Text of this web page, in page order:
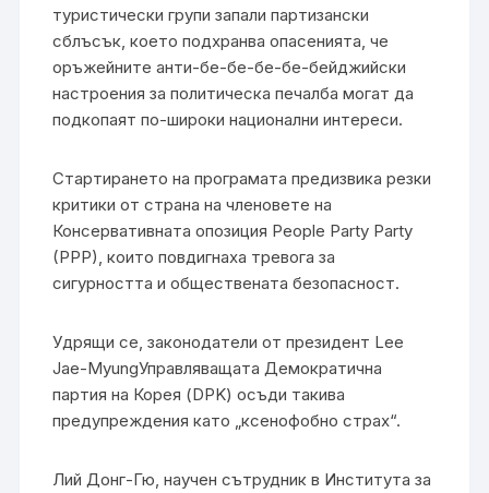
туристически групи запали партизански
сблъсък, което подхранва опасенията, че
оръжейните анти-бе-бе-бе-бе-бейджийски
настроения за политическа печалба могат да
подкопаят по-широки национални интереси.
Стартирането на програмата предизвика резки
критики от страна на членовете на
Консервативната опозиция People Party Party
(PPP), които повдигнаха тревога за
сигурността и обществената безопасност.
Удрящи се, законодатели от президент Lee
Jae-MyungУправляващата Демократична
партия на Корея (DPK) осъди такива
предупреждения като „ксенофобно страх“.
Лий Донг-Гю, научен сътрудник в Института за